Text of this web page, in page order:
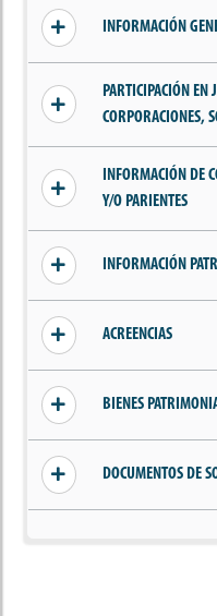
INFORMACIÓN
Sin conflictos
PARTICIPACIÓN EN
CORPORACIONES,
Sin información
INFORMACIÓN DE
Y/O PARIENTES
Sin información de
compañero(a)INFORMACIÓN
Sin ingresos declarados
ACREENCIAS
Sin acreencias
BIENES
Sin bienes declarados
DOCUMENTOS DE